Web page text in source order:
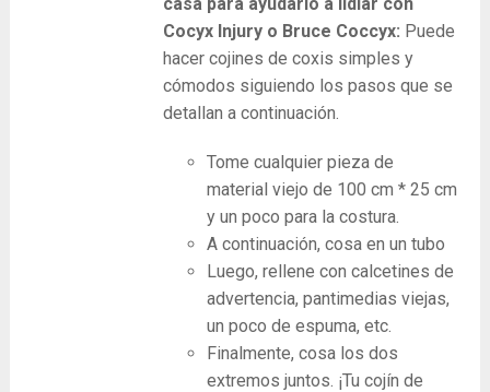
Cocyx Injury o Bruce Coccyx: Puede
hacer cojines de coxis simples y
cómodos siguiendo los pasos que se
detallan a continuación.
Tome cualquier pieza de
material viejo de 100 cm * 25 cm
y un poco para la costura.
A continuación, cosa en un tubo
Luego, rellene con calcetines de
advertencia, pantimedias viejas,
un poco de espuma, etc.
Finalmente, cosa los dos
extremos juntos. ¡Tu cojín de